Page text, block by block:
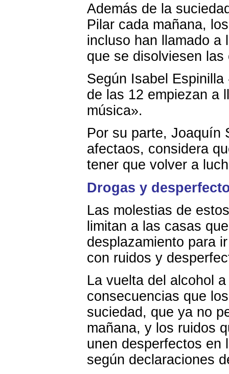
Además de la
Pilar cada mañana,
incluso han llamado a
que se disolviesen
Según Isabel
de las 12 empiezan a
música».
Por su parte, Joaquín
afectaos, considera
tener que volver a
Drogas y
Las molestias de
limitan a las casas
desplazamiento para
con ruidos y
La vuelta del alcohol
consecuencias que
suciedad, que ya no
mañana, y los ruidos
unen desperfectos en
según declaraciones